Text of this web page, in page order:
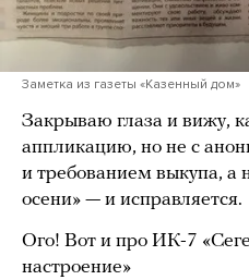
Заметка из газеты «Казенный дом»
Закрываю глаза и вижу,
аппликацию, но не с
и требованием выкупа, а
осени» — и исправляется.
Ого! Вот и про ИК-7
настроение»